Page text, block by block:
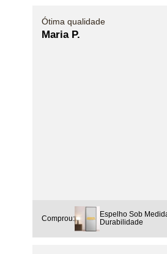
Ótima qualidade
Maria P.
Comprou:
Espelho Sob
Durabilidade